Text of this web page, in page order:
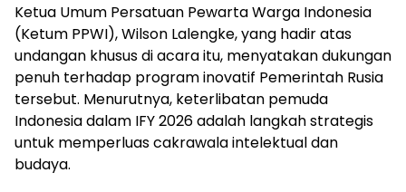
Ketua Umum Persatuan Pewarta Warga Indonesia
(Ketum PPWI), Wilson Lalengke, yang hadir atas
undangan khusus di acara itu, menyatakan dukungan
penuh terhadap program inovatif Pemerintah Rusia
tersebut. Menurutnya, keterlibatan pemuda
Indonesia dalam IFY 2026 adalah langkah strategis
untuk memperluas cakrawala intelektual dan
budaya.